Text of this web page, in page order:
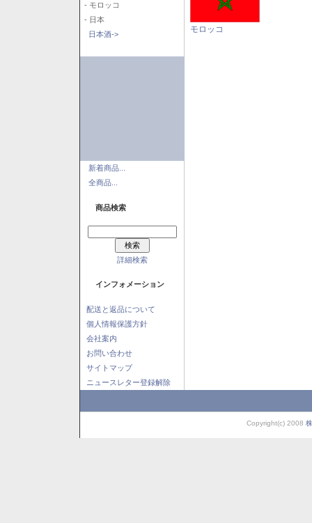
- モロッコ
- 日本
日本酒->
新着商品...
全商品...
商品検索
詳細検索
インフォメーション
配送と返品について
個人情報保護方針
会社案内
お問い合わせ
サイトマップ
ニュースレター登録解除
モロッコ
Copyright(c) 2008